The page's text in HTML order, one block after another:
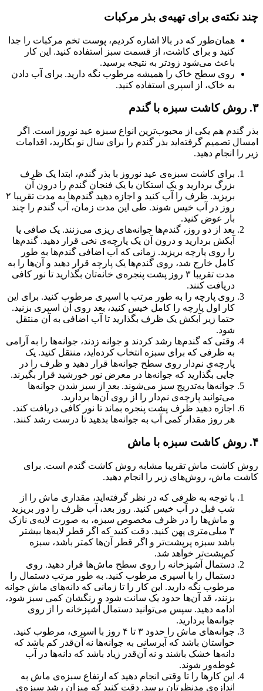
چند نکته‌ی برای تهیه‌ی بذر مرکبات
همان‌طور که در بالا اشاره کردیم، پوست تخم مرکبات را جدا
کنید و برای کاشت، از قسمت سبز استفاده کنید. این کار
باعث می‌شود زودتر به نتیجه برسید.
روی سطح خاک را همیشه مرطوب نگه دارید. برای آب دادن
به خاک، از اسپری استفاده کنید.
۳. روش کاشت سبزه با گندم
بذر گندم هم یکی از محبوب‌ترین انواع سبزه عید نوروز است. اگر
امسال تصمیم گرفته‌اید بذر گندم را برای سال نو بکارید، اقدامات
زیر را انجام دهید.
برای کاشت سبزه‌ی عید نوروز با بذر گندم، ابتدا یک ظرف
بزرگ بردارید و یک استکان یا یک فنجان گندم را درون آن
بریزید. ظرف را آب کنید و اجازه دهید گندم‌ها به مدت تقریبا ۲
روز در آب خیس شوند. طی این مدت زمان، آب گندم را چند
بار عوض کنید.
بعد از دو روز، گندم‌ها جوانه‌های ریزی می‌زنند. یک صافی یا
آبکش بردارید و درون آن یک پارچه‌ی نخی قرار دهید‌. گندم‌ها
را روی پارچه بریزید. زمانی که آب اضافی گندم‌ها به طور
کامل خارج شد، روی گندم‌ها یک پارچه‌ قرار دهید و آن‌ها را به
مدت تقریبا ۳ روز پشت پنجره‌ی خانه‌تان بگذارید تا نور کافی
دریافت کنند.
روی پارچه را به طور مرتب با اسپری مرطوب کنید. برای این
کار اول پارچه را کامل خیس کنید، بعد روی آن اسپری بزنید.
حتما زیر آبکش یک ظرف بگذارید تا آب اضافی به آن منتقل
شود.
وقتی که گندم‌ها رشد کردند و جوانه زدند، جوانه‌ها را به آرامی
به ظرفی که برای سبزه انتخاب کرده‌اید، منتقل کنید. یک
پارچه‌ی نم‌دار روی سطح جوانه‌ها قرار دهید و ظرف را در
جایی بگذارید که جوانه‌ها در معرض نور خورشید قرار بگیرند.
جوانه‌ها به‌تدریج سبز می‌شوند‌‌. بعد از سبز شدن جوانه‌ها
می‌توانید پارچه‌ی نم‌دار را از روی آن‌ها بردارید‌.
اجازه دهید ظرف پشت پنجره بماند تا نور کافی دریافت کند.
هر روز مقدار کمی آب به جوانه‌ها بدهید تا درست رشد کنند.
۴. روش کاشت سبزه با ماش
روش کاشت ماش تقریبا مشابه روش کاشت گندم است. برای
کاشت ماش، روش‌های زیر را انجام دهید.
با توجه به ظرفی که در نظر گرفته‌اید، مقداری ماش را از
شب قبل در آب خیس کنید‌. روز بعد، آب ظرف را دور بریزید
و ماش‌ها را در ظرف مخصوص سبزه، به صورت لایه‌ی نازک
۳ میلی‌متری پهن کنید. دقت کنید که اگر قطر لایه‌ها بیشتر
باشد سبزه پرپشت‌تر و اگر قطر آن‌ها کمتر باشد، سبزه
کم‌پشت‌تر خواهد شد.
دستمال آشپزخانه را روی سطح ماش‌ها قرار دهید. روی
دستمال را با اسپری مرطوب کنید. به طور مرتب دستمال را
مرطوب نگه دارید. این کار را تا زمانی که دانه‌های ماش جوانه
بزنند، قد آن‌ها حدود یک سانت شود و رنگشان کمی سبز شود،
ادامه دهید‌. سپس می‌توانید دستمال آشپزخانه را از روی
جوانه‌ها بردارید.
جوانه‌‌های ماش را حدود ۳ تا ۴ روز با اسپری، مرطوب کنید.
حواستان باشد که آبرسانی به جوانه‌ها نه آن‌قدر کم باشد که
دانه‌ها خشک باشند و نه آن‌قدر زیاد باشد که دانه‌ها در آب
غوطه‌ور شوند.
این کارها را تا وقتی انجام دهید که ارتفاع سبزه‌ی ماش به
اندازه‌ی مدنظرتان برسد. دقت کنید که میزان رشد سبزه‌ی